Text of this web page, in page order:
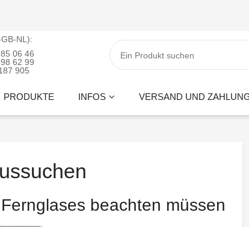
NL):
06 46
62 99
905
PRODUKTE INFOS VERSAND UND
beachten müssen